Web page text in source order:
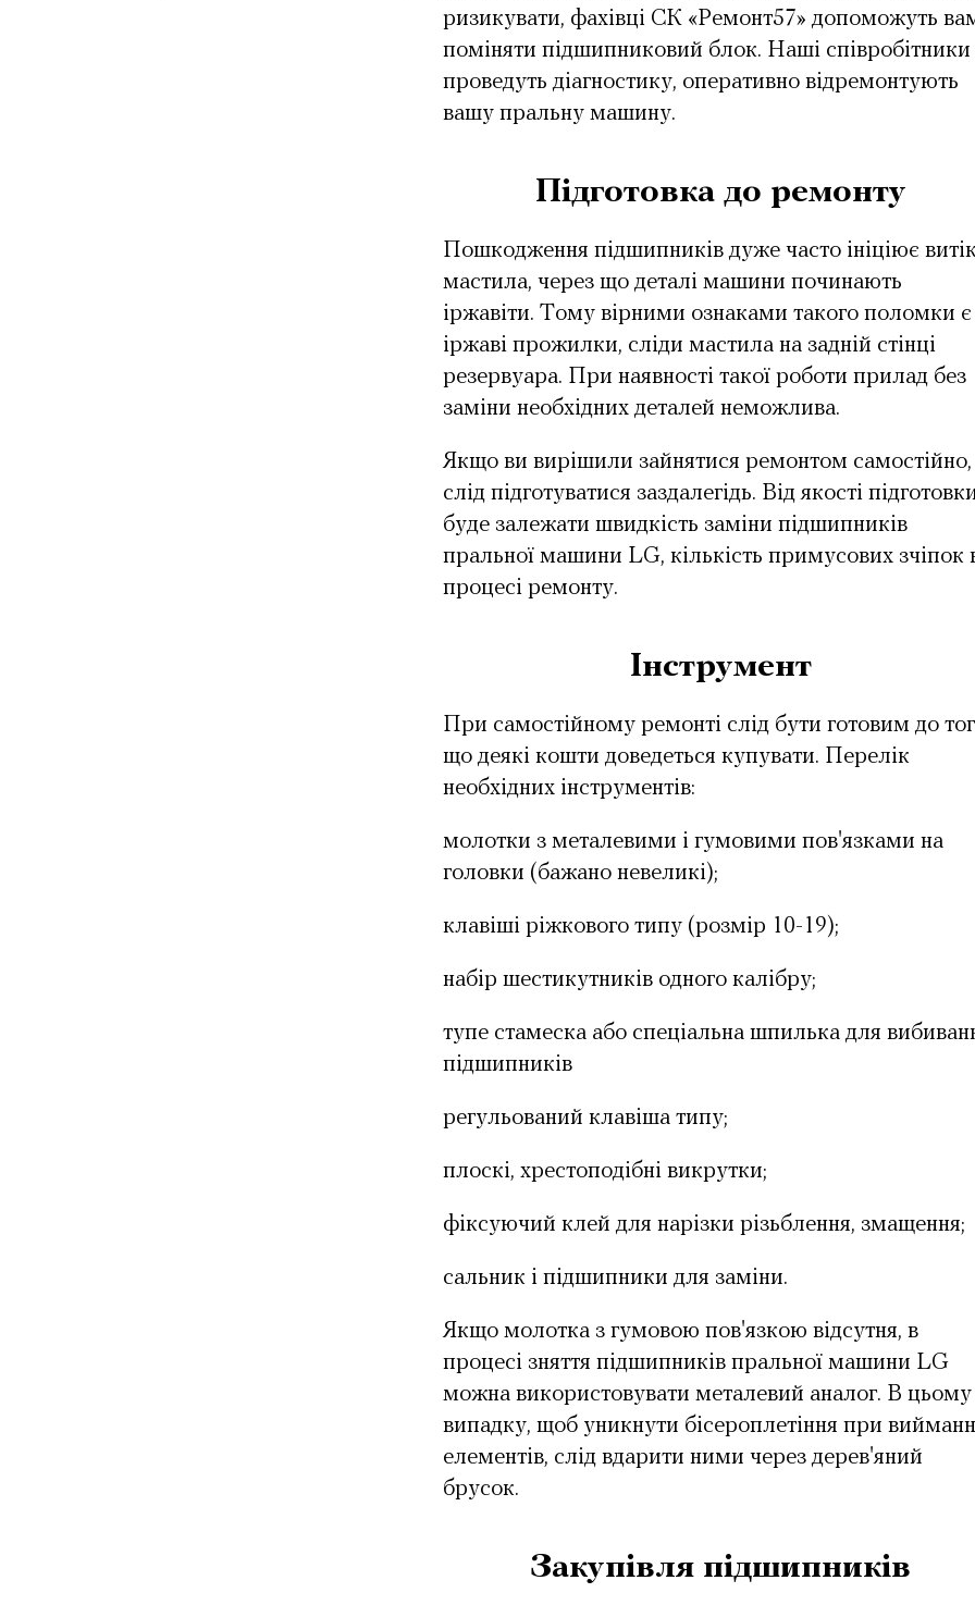
ризикувати, фахівці СК «Ремонт57» допоможуть
поміняти підшипниковий блок. Наші співробітники
проведуть діагностику, оперативно відремонтують
вашу пральну машину.
Підготовка до ремонту
Пошкодження підшипників дуже часто ініціює
мастила, через що деталі машини починають
іржавіти. Тому вірними ознаками такого поломки є
іржаві прожилки, сліди мастила на задній стінці
резервуара. При наявності такої роботи прилад без
заміни необхідних деталей неможлива.
Якщо ви вирішили зайнятися ремонтом самостійно,
слід підготуватися заздалегідь. Від якості
буде залежати швидкість заміни підшипників
пральної машини LG, кількість примусових зчіпок
процесі ремонту.
Інструмент
При самостійному ремонті слід бути готовим до
що деякі кошти доведеться купувати. Перелік
необхідних інструментів:
молотки з металевими і гумовими пов'язками на
головки (бажано невеликі);
клавіші ріжкового типу (розмір 10-19);
набір шестикутників одного калібру;
тупе стамеска або спеціальна шпилька для
підшипників
регульований клавіша типу;
плоскі, хрестоподібні викрутки;
фіксуючий клей для нарізки різьблення, змащення;
сальник і підшипники для заміни.
Якщо молотка з гумовою пов'язкою відсутня, в
процесі зняття підшипників пральної машини LG
можна використовувати металевий аналог. В цьому
випадку, щоб уникнути бісероплетіння при
елементів, слід вдарити ними через дерев'яний
брусок.
Закупівля підшипників